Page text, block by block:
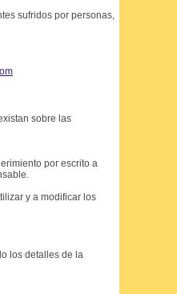
sufridos por personas,
sobre las
por escrito a
y a modificar los
los detalles de la